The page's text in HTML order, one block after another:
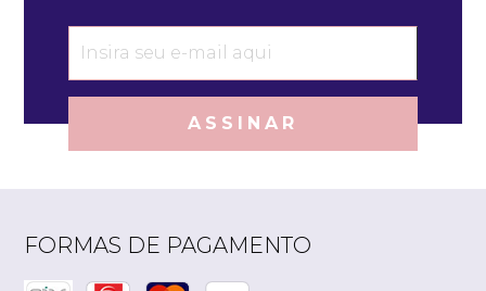
ASSINAR
FORMAS DE PAGAMENTO